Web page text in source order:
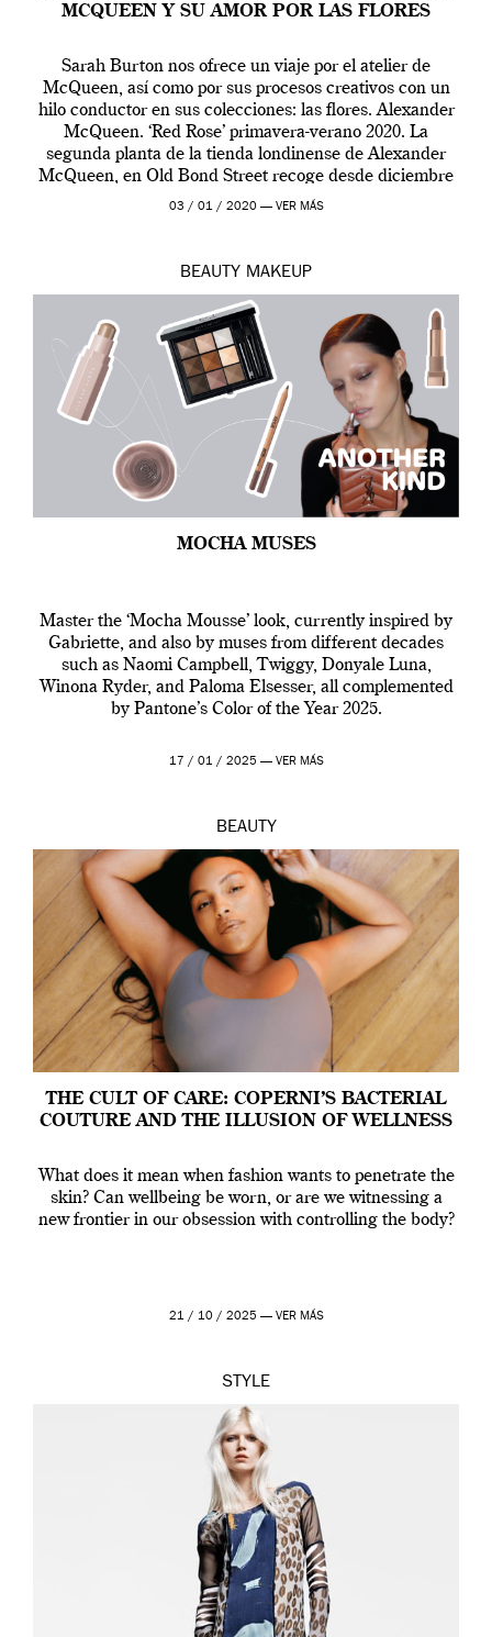
MCQUEEN Y SU AMOR POR LAS FLORES
Sarah Burton nos ofrece un viaje por el atelier de
McQueen, así como por sus procesos creativos con un
hilo conductor en sus colecciones: las flores. Alexander
McQueen. ‘Red Rose’ primavera-verano 2020. La
segunda planta de la tienda londinense de Alexander
McQueen, en Old Bond Street recoge desde diciembre
de 2019 hasta final de abril […]
03 / 01 / 2020 — VER MÁS
BEAUTY MAKEUP
MOCHA MUSES
Master the ‘Mocha Mousse’ look, currently inspired by
Gabriette, and also by muses from different decades
such as Naomi Campbell, Twiggy, Donyale Luna,
Winona Ryder, and Paloma Elsesser, all complemented
by Pantone’s Color of the Year 2025.
17 / 01 / 2025 — VER MÁS
BEAUTY
THE CULT OF CARE: COPERNI’S BACTERIAL
COUTURE AND THE ILLUSION OF WELLNESS
What does it mean when fashion wants to penetrate the
skin? Can wellbeing be worn, or are we witnessing a
new frontier in our obsession with controlling the body?
21 / 10 / 2025 — VER MÁS
STYLE